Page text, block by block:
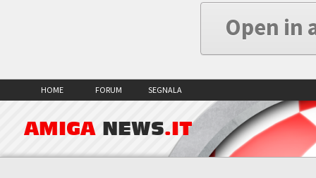
Open in
HOME FORUM SEGNALA
AMIGA NEWS.IT